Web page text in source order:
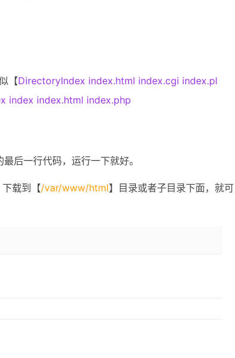
【DirectoryIndex index.html index.cgi index.pl
index index.html index.php
后一行代码，运行一下就好。
载到【/var/www/html】目录或者子目录下面，就可